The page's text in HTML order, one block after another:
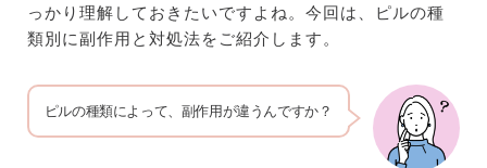
っかり理解しておきたいですよね。今回は、ピルの種
類別に副作用と対処法をご紹介します。
ピルの種類によって、副作用が違うんですか？